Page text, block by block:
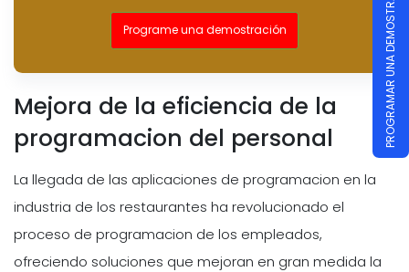
Programe una demostración
Mejora de la eficiencia de la
programacion del personal
La llegada de las aplicaciones de programacion en la
industria de los restaurantes ha revolucionado el
proceso de programacion de los empleados,
ofreciendo soluciones que mejoran en gran medida la
PROGRAMAR UNA DEMOSTRACIÓN